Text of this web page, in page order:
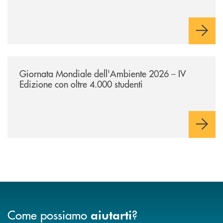
Giornata Mondiale dell'Ambiente 2026 – IV
Edizione con oltre 4.000 studenti
Come possiamo aiutarti?